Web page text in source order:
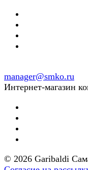
manager@smko.ru
Интернет-магазин
© 2026 Garibaldi